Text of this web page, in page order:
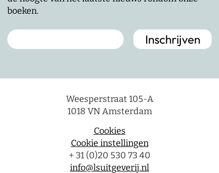
boeken.
Weesperstraat 105-A
1018 VN Amsterdam
Cookies
Cookie instellingen
+ 31 (0)20 530 73 40
info@lsuitgeverij.nl